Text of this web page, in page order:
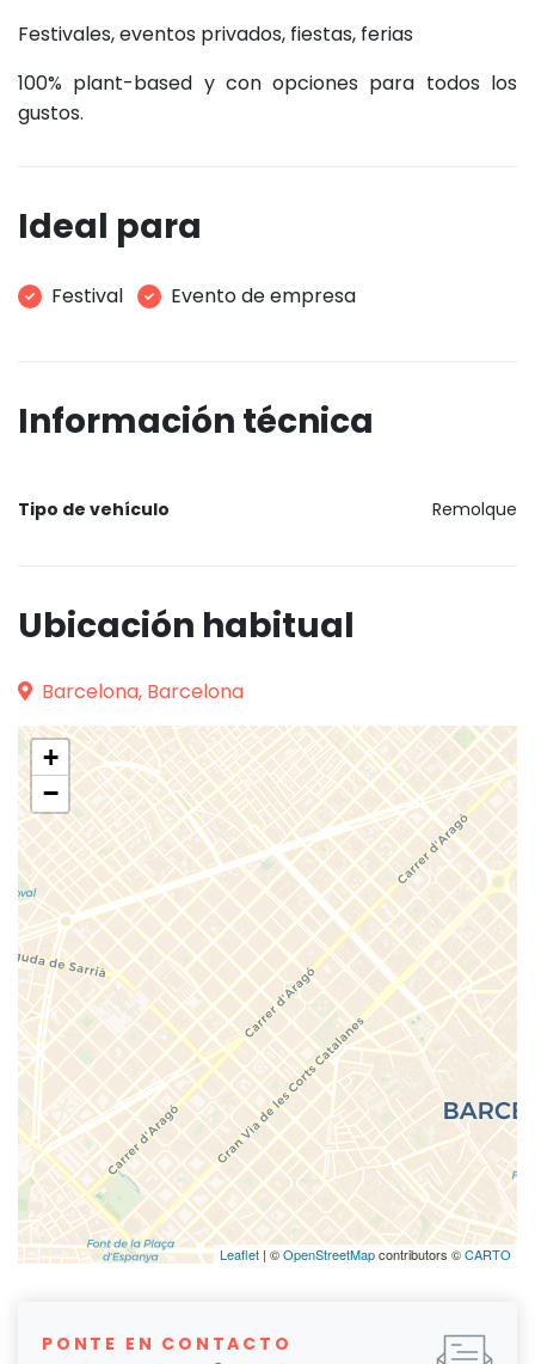
Festivales, eventos privados, fiestas, ferias
100% plant-based y con opciones para todos los
gustos.
Ideal para
Festival Evento de empresa
Información técnica
Tipo de vehículo Remolque
Ubicación habitual
Barcelona, Barcelona
+
−
Leaflet | ©OpenStreetMapcontributors ©CARTO
PONTE EN CONTACTO